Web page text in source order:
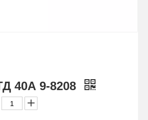
40А 9-8208